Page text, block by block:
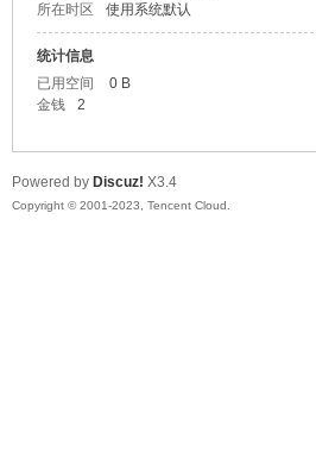
所在时区
使用系统默认
统计信息
已用空间
0 B
金钱
2
Powered by Discuz! X3.4
Copyright © 2001-2023, Tencent Cloud.